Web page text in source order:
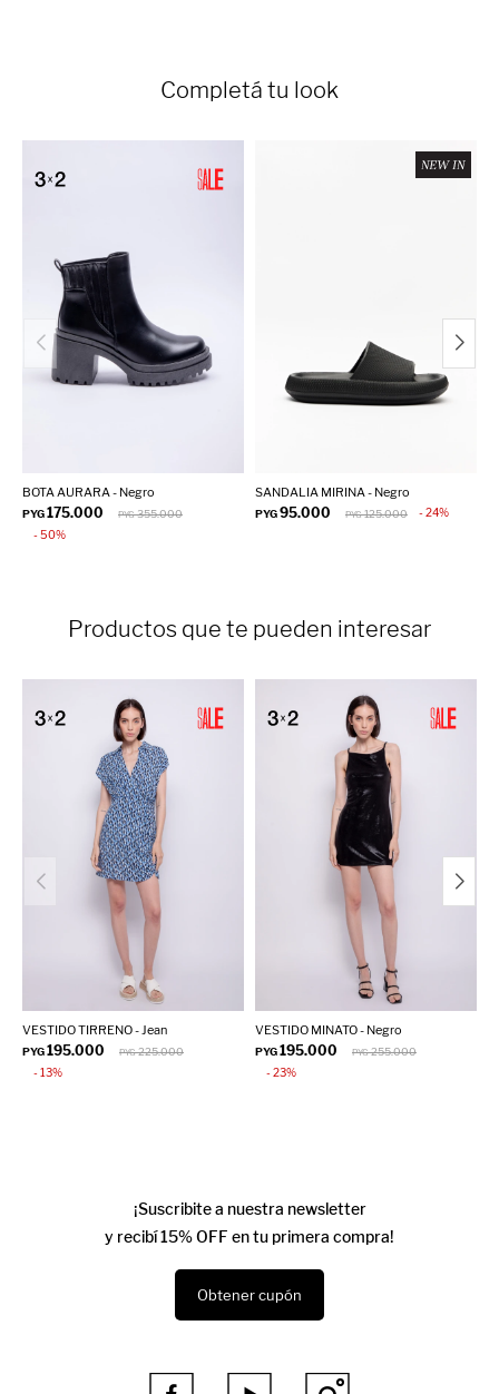
Completá tu look
BOTA AURARA - Negro
PYG175.000 PYG 355.000
50
SANDALIA MIRINA - Negro
PYG95.000 PYG 125.000 24
Productos que te pueden interesar
VESTIDO TIRRENO - Jean
PYG195.000 PYG 225.000
13
VESTIDO MINATO - Negro
PYG195.000 PYG 255.000
23
¡Suscribite a nuestra newsletter
y recibí 15% OFF en tu primera compra!
Obtener cupón